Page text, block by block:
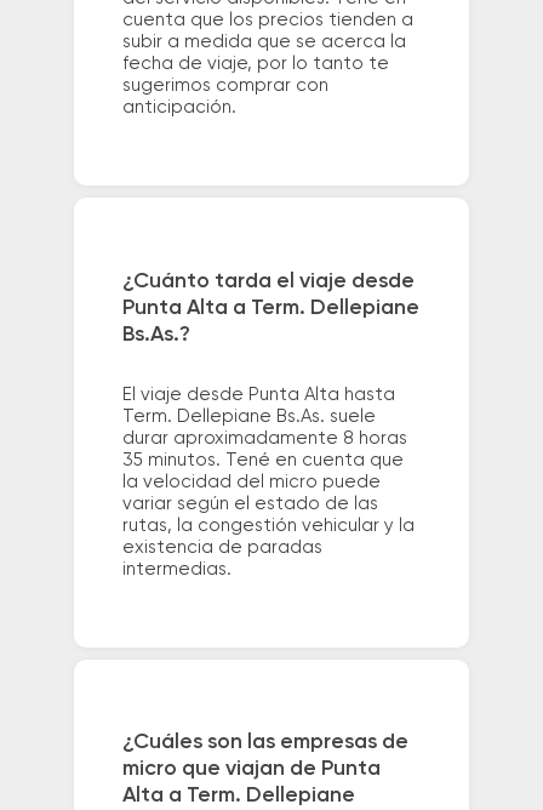
cuenta que los precios tienden a
subir a medida que se acerca la
fecha de viaje, por lo tanto te
sugerimos comprar con
anticipación.
¿Cuánto tarda el viaje desde
Punta Alta a Term. Dellepiane
Bs.As.?
El viaje desde Punta Alta hasta
Term. Dellepiane Bs.As. suele
durar aproximadamente 8 horas
35 minutos. Tené en cuenta que
la velocidad del micro puede
variar según el estado de las
rutas, la congestión vehicular y la
existencia de paradas
intermedias.
¿Cuáles son las empresas de
micro que viajan de Punta
Alta a Term. Dellepiane